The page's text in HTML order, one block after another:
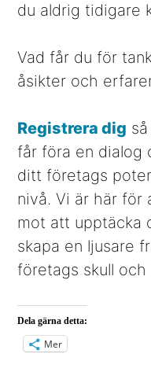
du aldrig tidigare
Vad får du för
åsikter och
Registrera dig
får föra en dialog
ditt företags
nivå. Vi är här för
mot att upptäcka
skapa en ljusare
företags skull
Dela gärna detta:
Mer